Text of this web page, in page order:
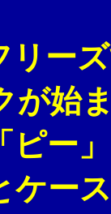
ズす
が始
」と
スを